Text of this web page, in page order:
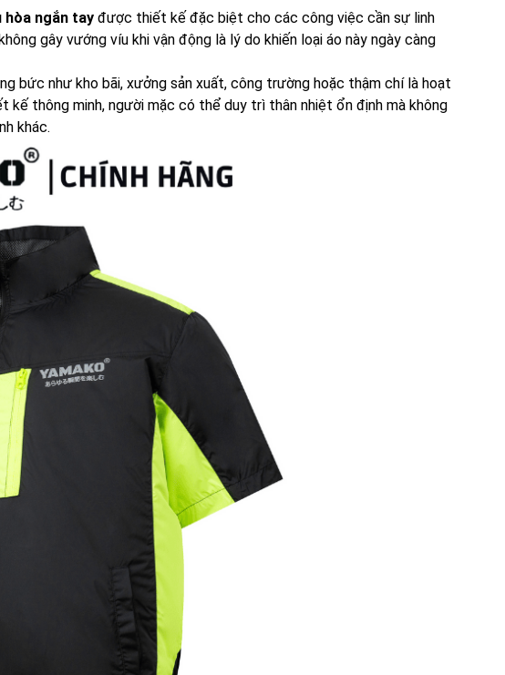
hòa ngắn tay được thiết kế đặc biệt cho các công việc cần sự linh
gây vướng víu khi vận động là lý do khiến loại áo này ngày càng
bức như kho bãi, xưởng sản xuất, công trường hoặc thậm chí là hoạt
kế thông minh, người mặc có thể duy trì thân nhiệt ổn định mà không
khác.